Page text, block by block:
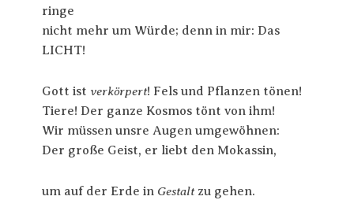
ringe
nicht mehr um Würde; denn in mir: Das
LICHT!
Gott ist verkörpert! Fels und Pflanzen tönen!
Tiere! Der ganze Kosmos tönt von ihm!
Wir müssen unsre Augen umgewöhnen:
Der große Geist, er liebt den Mokassin,
um auf der Erde in Gestalt zu gehen.